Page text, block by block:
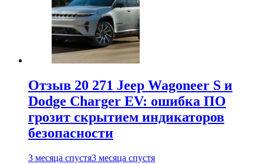
Отзыв 20 271 Jeep Wagoneer S и
Dodge Charger EV: ошибка ПО
грозит скрытием индикаторов
безопасности
3 месяца спустя3 месяца спустя